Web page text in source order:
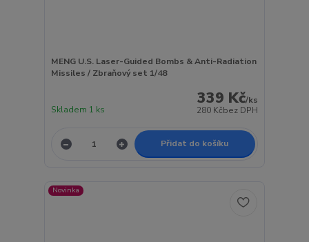
MENG U.S. Laser-Guided Bombs & Anti-Radiation
Missiles / Zbraňový set 1/48
339 Kč/ks
280 Kčbez DPH
Skladem 1 ks
Přidat do košíku
Novinka